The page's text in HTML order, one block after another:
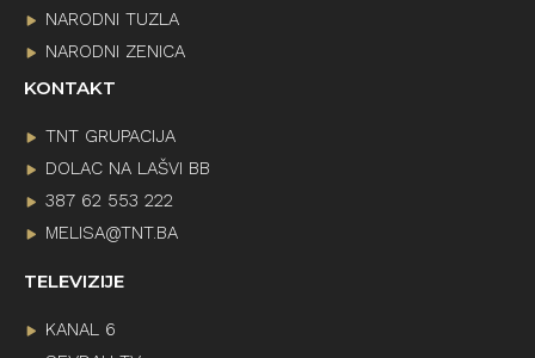
NARODNI TUZLA
NARODNI ZENICA
KONTAKT
TNT GRUPACIJA
DOLAC NA LAŠVI BB
387 62 553 222
MELISA@TNT.BA
TELEVIZIJE
KANAL 6